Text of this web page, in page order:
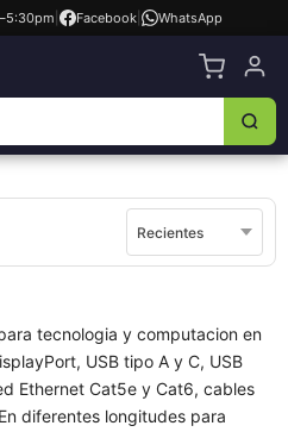
Facebook| WhatsApp
tecnologia y computacion en
USB tipo A y C, USB
Ethernet Cat5e y Cat6, cables
diferentes longitudes para